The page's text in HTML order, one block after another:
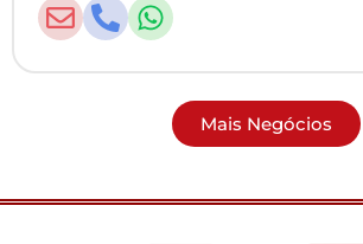
Mais Negócios